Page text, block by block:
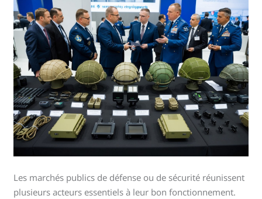
Les marchés publics de défense ou de sécurité réunissent
plusieurs acteurs essentiels à leur bon fonctionnement.